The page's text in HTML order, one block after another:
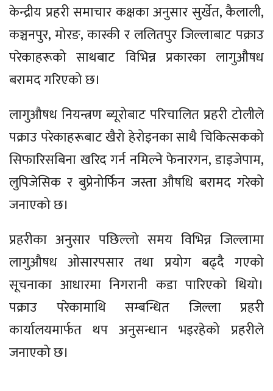
केन्द्रीय प्रहरी समाचार कक्षका अनुसार सुर्खेत, कैलाली,
कञ्चनपुर, मोरङ, कास्की र ललितपुर जिल्लाबाट पक्राउ
परेकाहरूको साथबाट विभिन्न प्रकारका लागुऔषध
बरामद गरिएको छ।
लागुऔषध नियन्त्रण ब्यूरोबाट परिचालित प्रहरी टोलीले
पक्राउ परेकाहरूबाट खैरो हेरोइनका साथै चिकित्सकको
सिफारिसबिना खरिद गर्न नमिल्ने फेनारगन, डाइजेपाम,
लुपिजेसिक र बुप्रेनोर्फिन जस्ता औषधि बरामद गरेको
जनाएको छ।
प्रहरीका अनुसार पछिल्लो समय विभिन्न जिल्लामा
लागुऔषध ओसारपसार तथा प्रयोग बढ्दै गएको
सूचनाका आधारमा निगरानी कडा पारिएको थियो।
पक्राउ परेकामाथि सम्बन्धित जिल्ला प्रहरी
कार्यालयमार्फत थप अनुसन्धान भइरहेको प्रहरीले
जनाएको छ।